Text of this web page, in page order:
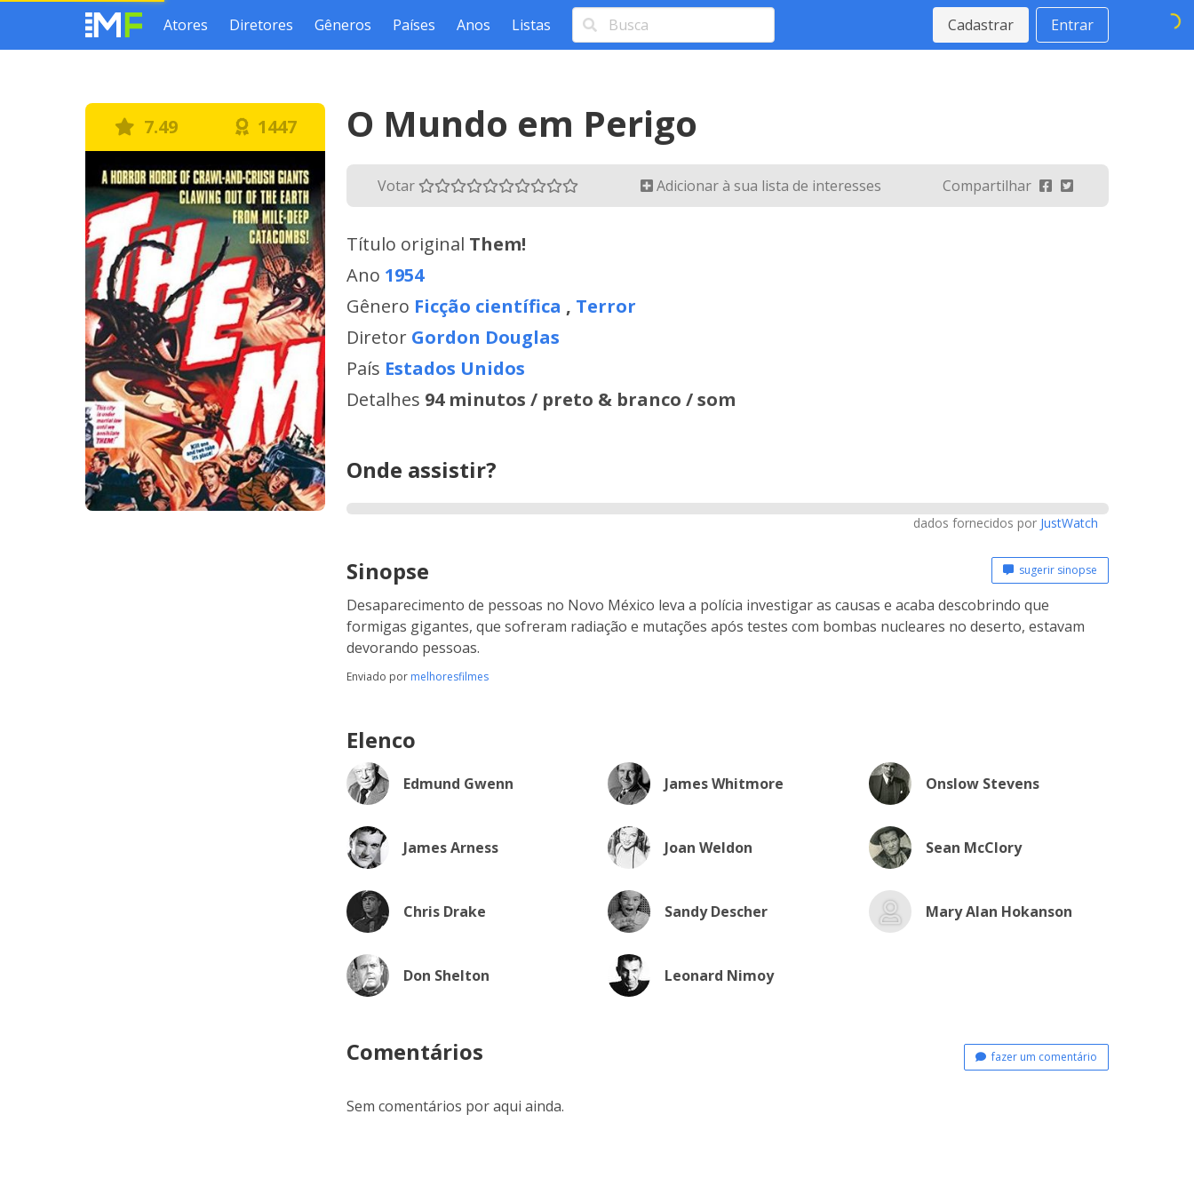
Atores Diretores Gêneros Países Anos Listas Cadastrar Entrar
7.49 1447 O Mundo em Perigo
Votar Adicionar à sua lista de interesses Compartilhar
Título original Them!
Ano 1954
Gênero Ficção científica , Terror
Diretor Gordon Douglas
País Estados Unidos
Detalhes 94 minutos / preto & branco / som
Onde assistir?
dados fornecidos por JustWatch
Sinopse sugerir sinopse
Desaparecimento de pessoas no Novo México leva a polícia investigar as causas e acaba descobrindo que
formigas gigantes, que sofreram radiação e mutações após testes com bombas nucleares no deserto, estavam
devorando pessoas.
Enviado por melhoresfilmes
Elenco
Edmund Gwenn James Whitmore Onslow Stevens
James Arness Joan Weldon Sean McClory
Chris Drake Sandy Descher Mary Alan Hokanson
Don Shelton Leonard Nimoy
Comentários fazer um comentário
Sem comentários por aqui ainda.